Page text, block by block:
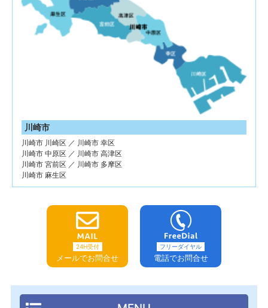
川崎市
川崎市 川崎区 ／ 川崎市 幸区
川崎市 中原区 ／ 川崎市 高津区
川崎市 宮前区 ／ 川崎市 多摩区
川崎市 麻生区
24H受付
メールでお問合せ
フリーダイヤル
電話でお問合せ